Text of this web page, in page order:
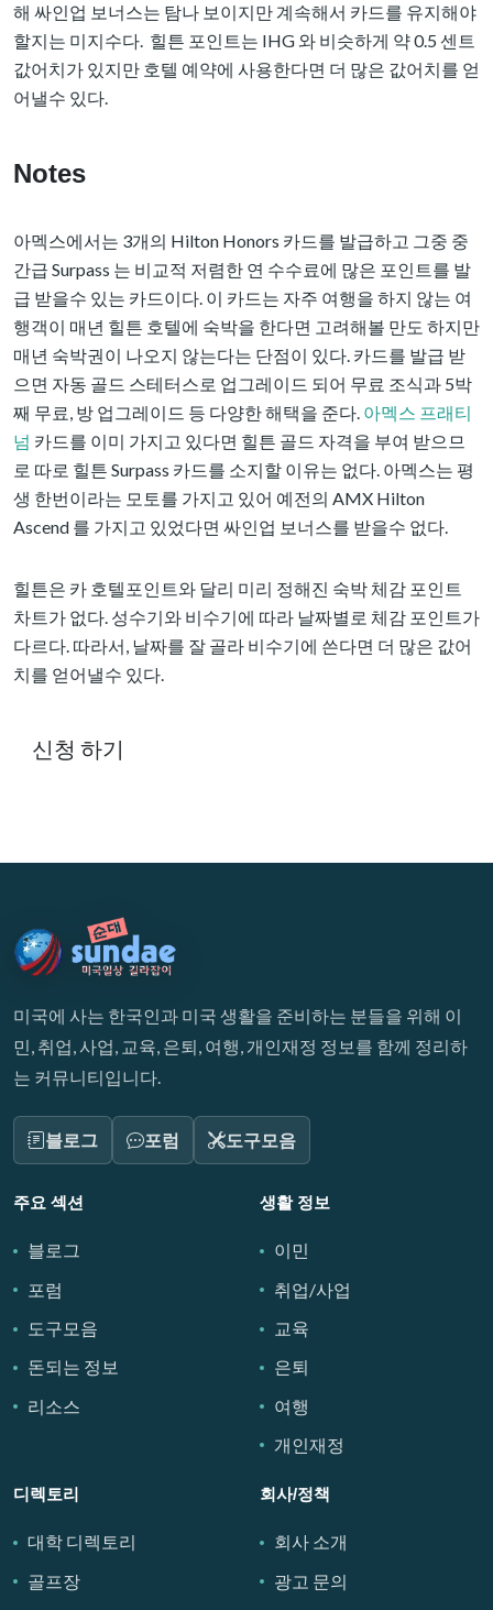
해 싸인업 보너스는 탐나 보이지만 계속해서 카드를 유지해야
할지는 미지수다. 힐튼 포인트는 IHG 와 비슷하게 약 0.5 센트
값어치가 있지만 호텔 예약에 사용한다면 더 많은 값어치를 얻
어낼수 있다.
Notes
아멕스에서는 3개의 Hilton Honors 카드를 발급하고 그중 중
간급 Surpass 는 비교적 저렴한 연 수수료에 많은 포인트를 발
급 받을수 있는 카드이다. 이 카드는 자주 여행을 하지 않는 여
행객이 매년 힐튼 호텔에 숙박을 한다면 고려해볼 만도 하지만
매년 숙박권이 나오지 않는다는 단점이 있다. 카드를 발급 받
으면 자동 골드 스테터스로 업그레이드 되어 무료 조식과 5박
째 무료, 방 업그레이드 등 다양한 해택을 준다. 아멕스 프래티
넘 카드를 이미 가지고 있다면 힐튼 골드 자격을 부여 받으므
로 따로 힐튼 Surpass 카드를 소지할 이유는 없다. 아멕스는 평
생 한번이라는 모토를 가지고 있어 예전의 AMX Hilton
Ascend 를 가지고 있었다면 싸인업 보너스를 받을수 없다.
힐튼은 카 호텔포인트와 달리 미리 정해진 숙박 체감 포인트
차트가 없다. 성수기와 비수기에 따라 날짜별로 체감 포인트가
다르다. 따라서, 날짜를 잘 골라 비수기에 쓴다면 더 많은 값어
치를 얻어낼수 있다.
신청 하기
미국에 사는 한국인과 미국 생활을 준비하는 분들을 위해 이
민, 취업, 사업, 교육, 은퇴, 여행, 개인재정 정보를 함께 정리하
는 커뮤니티입니다.
블로그 포럼 도구모음
주요 섹션
블로그
포럼
도구모음
돈되는 정보
리소스
생활 정보
이민
취업/사업
교육
은퇴
여행
개인재정
디렉토리
대학 디렉토리
골프장
회사/정책
회사 소개
광고 문의